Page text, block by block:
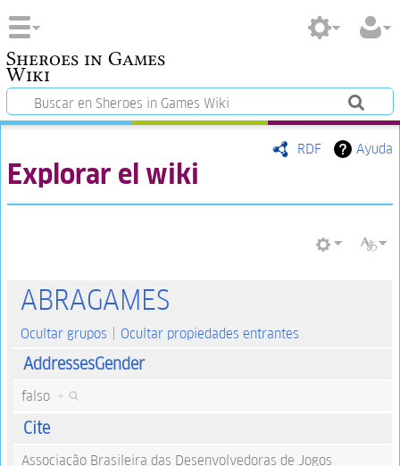
Sheroes in Games
Wiki
RDF Ayuda
Explorar el wiki
ABRAGAMES
Ocultar grupos Ocultar propiedades entrantes
AddressesGender
falso +
Cite
Associação Brasileira das Desenvolvedoras de Jogos